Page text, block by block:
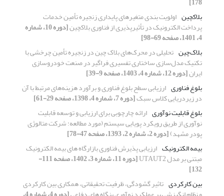
بلاکچین اولویت بندی متغیرهای پایداری زنجیره تأمین خدمات
پرداخت الکترونیک در تأثیرپذیری از فناوری بلاکچین [دوره 10، شماره
4، 1401، صفحه 69-98]
بلاک‌چین تحلیلی در محرک‌های بلاک چین در زنجیره تأمین چرخشی با
تکنیک مدل‌سازی ساختاری تفسیری فراگیر در صنعت خودروسازی
ایران[دوره 12، شماره 4، 1403، صفحه 9-39]
بلوغ فناوری ارزیابی سطح بلوغ فناوری و برآورد هزینه‌های مرتبط با آن
در زیردریایی کلاس سبک[دوره 7، شماره 4، 1398، صفحه 29-61]
بلوغ قابلیت نوآوری ارائه‌ چارچوبی برای ارزیابی و توسعه قابلیت
نوآوری از طریق رویکرد پویایی سیستم‌ (مورد مطالعه‌: شرکت متالوژی‌
پودر مشهد)[دوره 2، شماره 2، 1393، صفحه 47-78]
بیمه الکترونیک ارزیابی پذیرش فناوری بازارگاه های بیمه الکترونیک
مبتنی بر مدل UTAUT2 [دوره 11، شماره 3، 1402، صفحه 111-
132]
بین کارکردی تاثیر گشودگی، ظرفیت تحقیقاتی، همکاری بین کارکردی